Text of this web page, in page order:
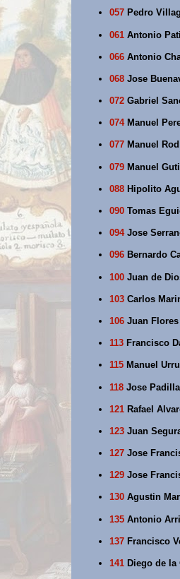
057 Pedro
061 Antonio
066 Antonio
068 Jose
072 Gabriel
074Manuel
077 Manuel
079 Manuel
088 Hipolito
090 Tomas
094Jose
096 Bernardo
100 Juan de
103 Carlos
106 Juan
113 Francisco
115 Manuel
118 Jose
121 Rafael
123 Juan
127 Jose
129 Jose
130 Agustin
135 Antonio
137 Francisco
141 Diego de